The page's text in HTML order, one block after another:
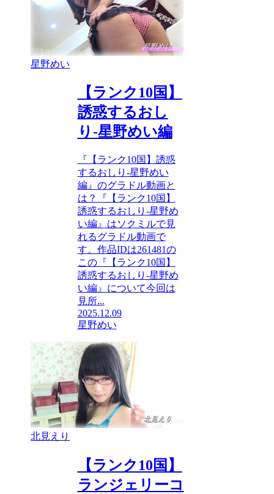
星野めい
【ランク10国】
誘惑するおし
り-星野めい編
『【ランク10国】誘惑
するおしり-星野めい
編』のグラドル動画と
は？『【ランク10国】
誘惑するおしり-星野め
い編』はソクミルで見
れるグラドル動画で
す。作品IDは261481の
この『【ランク10国】
誘惑するおしり-星野め
い編』について今回は
見所...
2025.12.09
星野めい
北見えり
【ランク10国】
ランジェリーコ